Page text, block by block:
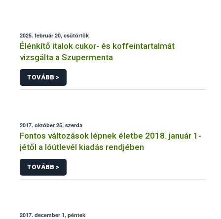
2025. február 20, csütörtök
Élénkítő italok cukor- és koffeintartalmát
vizsgálta a Szupermenta
TOVÁBB >
2017. október 25, szerda
Fontos változások lépnek életbe 2018. január 1-
jétől a lóútlevél kiadás rendjében
TOVÁBB >
2017. december 1, péntek